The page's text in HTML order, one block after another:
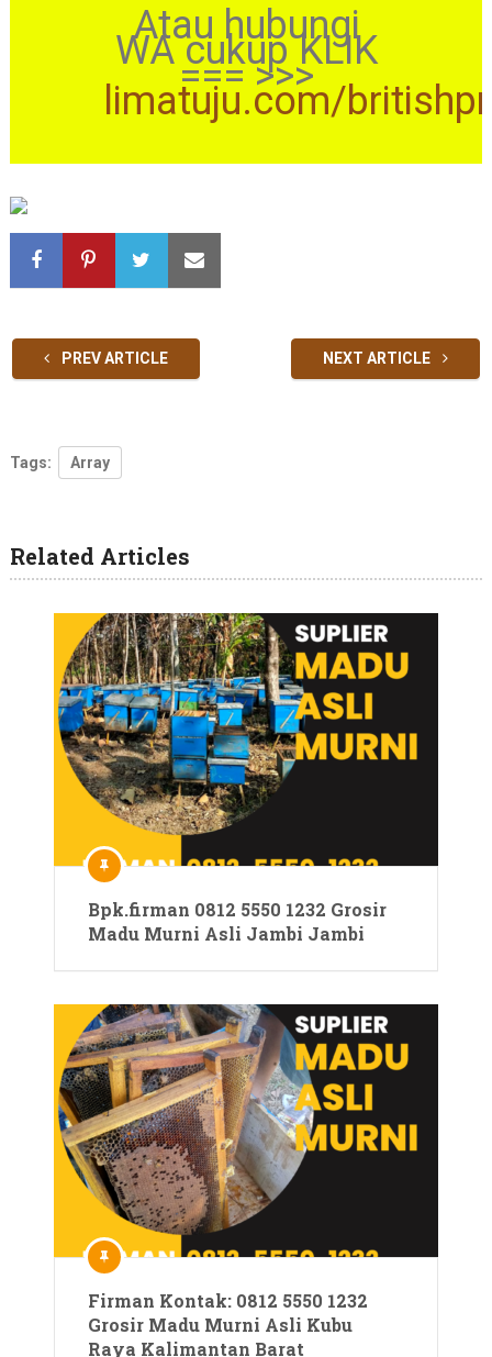
Atau hubungi
WA cukup KLIK
=== >>>
limatuju.com/
PREV ARTICLE NEXT ARTICLE
Tags: Array
Related Articles
Bpk.firman 0812 5550 1232 Grosir
Madu Murni Asli Jambi Jambi
Firman Kontak: 0812 5550 1232
Grosir Madu Murni Asli Kubu
Raya Kalimantan Barat